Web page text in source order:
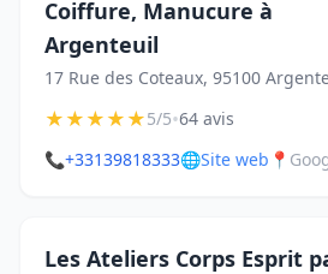
Coiffure, Manucure à
Argenteuil
17 Rue des Coteaux, 95100
★★★★★5/5•64 avis
📞+33139818333🌐Site web 📍
Les Ateliers Corps Esprit